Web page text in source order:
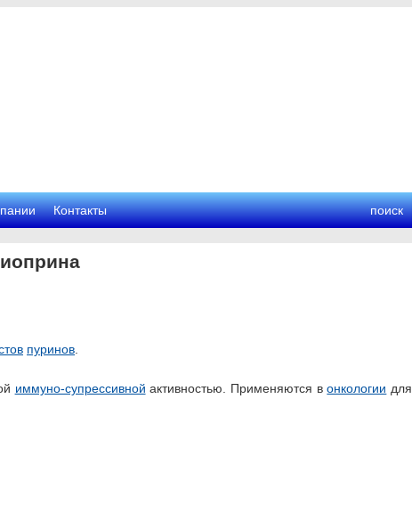
Контакты поиск
пуринов
иммуно-супрессивной активностью. Применяются вонкологии для